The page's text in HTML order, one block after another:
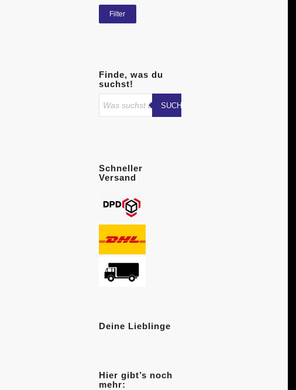
Filter
Finde, was du
suchst!
SUCHE STARTEN
Schneller
Versand
Deine Lieblinge
Hier gibt’s noch
mehr: